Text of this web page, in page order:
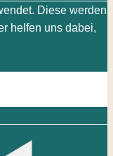
Diese werden
helfen uns dabei,